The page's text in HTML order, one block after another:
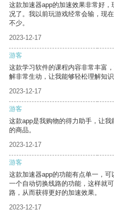
这款加速器app的加速效果非常好
况了。我以前玩游戏经常会输，现
不少。
2023-12-17
游客
这款学习软件的课程内容非常丰富
解非常生动，让我能够轻松理解知识
2023-12-17
游客
这款app是我购物的得力助手，让
的商品。
2023-12-17
游客
这款加速器app的功能有点单一，
一个自动切换线路的功能，这样就
路，从而获得更好的加速效果。
2023-12-17